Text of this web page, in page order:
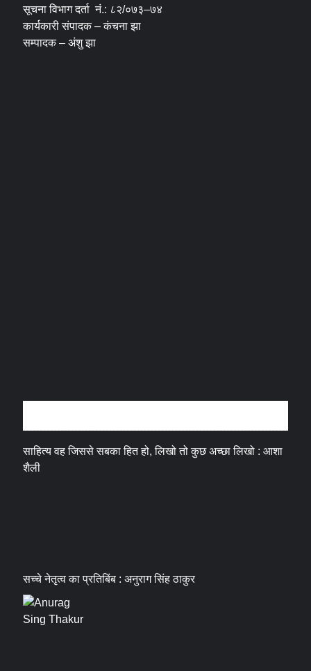
सूचना विभाग दर्ता नं.: ८२/०७३–७४
कार्यकारी संपादक – कंचना झा
सम्पादक – अंशु झा
साहित्य वह जिससे सबका हित हो, लिखो तो कुछ अच्छा लिखो : आशा
शैली
सच्चे नेतृत्व का प्रतिबिंब : अनुराग सिंह ठाकुर